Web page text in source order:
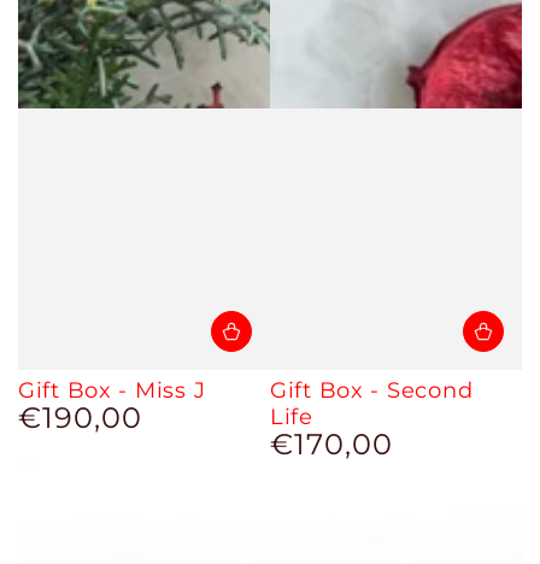
Gift Box - Miss J
Prezzo
€190,00
Gift Box - Second
Life
Prezzo
€170,00